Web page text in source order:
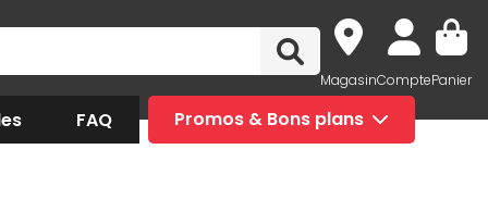
MagasinComptePanier
FAQ Promos & Bons plans